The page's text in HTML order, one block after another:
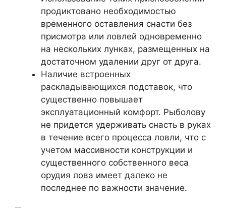
продиктовано необходимостью
временного оставления снасти без
присмотра или ловлей одновременно
на нескольких лунках, размещенных на
достаточном удалении друг от друга.
Наличие встроенных
раскладывающихся подставок, что
существенно повышает
эксплуатационный комфорт. Рыболову
не придется удерживать снасть в руках
в течение всего процесса ловли, что с
учетом массивности конструкции и
существенного собственного веса
орудия лова имеет далеко не
последнее по важности значение.